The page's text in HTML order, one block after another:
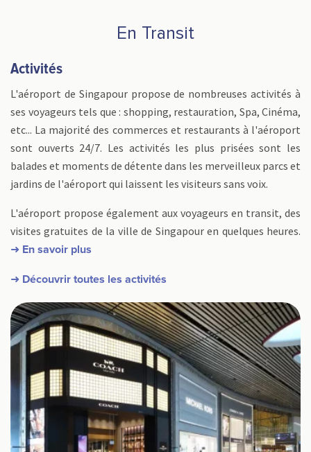
En Transit
Activités
L'aéroport de Singapour propose de nombreuses activités à
ses voyageurs tels que : shopping, restauration, Spa, Cinéma,
etc... La majorité des commerces et restaurants à l'aéroport
sont ouverts 24/7. Les activités les plus prisées sont les
balades et moments de détente dans les merveilleux parcs et
jardins de l'aéroport qui laissent les visiteurs sans voix.
L'aéroport propose également aux voyageurs en transit, des
visites gratuites de la ville de Singapour en quelques heures.
➜ En savoir plus
➜ Découvrir toutes les activités